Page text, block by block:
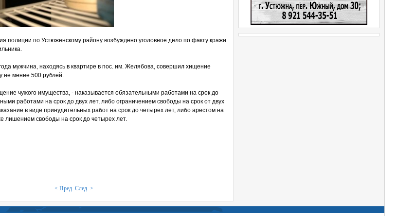
полиции по Устюженскому району возбуждено уголовное дело по факту кражи
мужчина, находясь в квартире в пос. им. Желябова, совершил хищение
не менее 500 рублей.
чужого имущества, - наказывается обязательными работами на срок до
работами на срок до двух лет, либо ограничением свободы на срок от двух
в виде принудительных работ на срок до четырех лет, либо арестом на
лишением свободы на срок до четырех лет.
< Пред. След. >